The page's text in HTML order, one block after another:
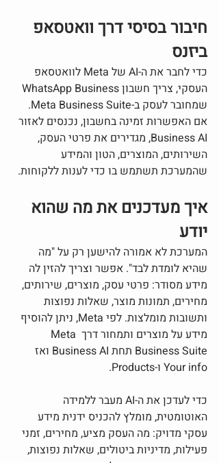
חיבור בסיסי דרך וואטסאפ
ביזנס
כדי לחבר את ה-AI של Meta לוואטסאפ
שמחובר לעסק ב-Meta Business Suite.
אם האפשרות זמינה בחשבון, נכנסים לאזור
Business AI, מגדירים את פרטי העסק,
השירותים, המוצרים, הטון והמידע
שהמערכת תשתמש בו כדי לענות ללקוחות.
איך מעדכנים את מה שהוא
יודע
המערכת לא אמורה להישען רק על "מה
שהיא לומדת לבד". אפשר וצריך להזין לה
מידע מסודר: פרטי עסק, מוצרים, שירותים,
מחירים, תמונות מוצר, שאלות נפוצות
ותשובות מומלצות. לפי Meta, ניתן להוסיף
מידע על מוצרים ותמחור דרך Meta
Business Suite תחת Business AI ואז
Your info ו-Products.
כדי לעדכן את ה-AI מעבר ללמידה
האוטומטית, מומלץ להכניס ידנית מידע
עסקי מדויק: מה העסק מציע, מחירים, זמני
פעילות, מדיניות ביטולים, שאלות נפוצות,